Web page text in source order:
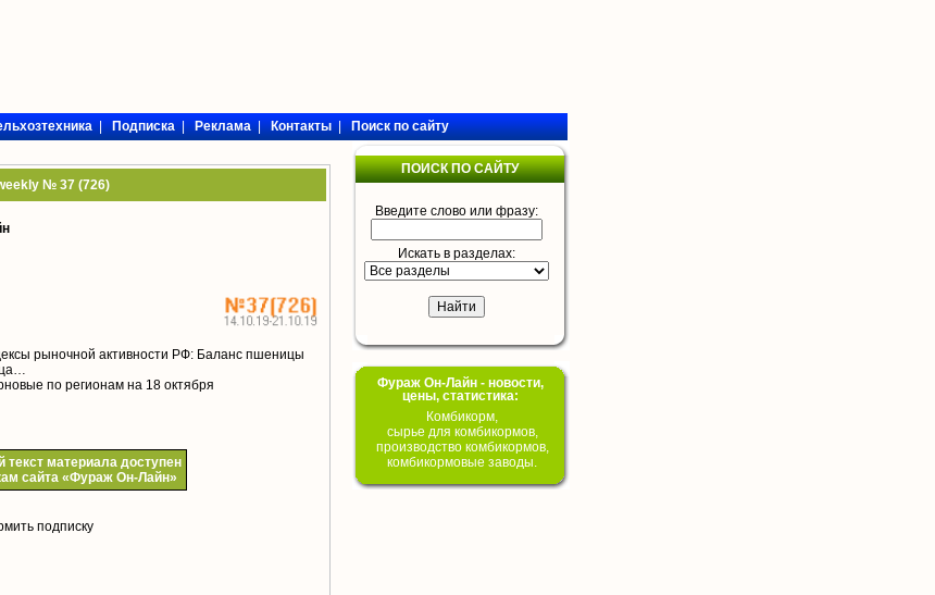
|Подписка|Реклама|Контакты|Поиск по сайту
№ 37 (726)
рыночной активности РФ: Баланс пшеницы
по регионам на 18 октября
текст материала доступен
сайта «Фураж Он-Лайн»
подписку
ПОИСК ПО САЙТУ
Введите слово или фразу:
Искать в разделах:
Фураж Он-Лайн - новости,
цены, статистика:
Комбикорм,
сырье для комбикормов,
производство комбикормов,
комбикормовые заводы.